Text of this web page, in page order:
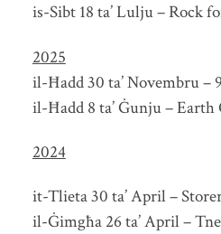
is-Sibt 18 ta’ Lulju – Rock
2025
il-Ħadd 30 ta’ Novembru –
il-Ħadd 8 ta’ Ġunju – Earth
2024
it-Tlieta 30 ta’ April –
il-Ġimgħa 26 ta’ April –